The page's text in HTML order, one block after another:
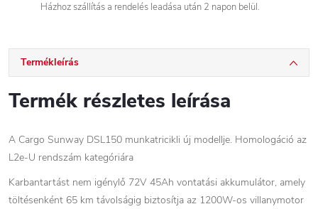
Házhoz szállítás a rendelés leadása után 2 napon belül.
Termékleírás
Termék részletes leírása
A Cargo Sunway DSL150 munkatricikli új modellje. Homologáció az
L2e-U rendszám kategóriára
Karbantartást nem igénylő 72V 45Ah vontatási akkumulátor, amely
töltésenként 65 km távolságig biztosítja az 1200W-os villanymotor